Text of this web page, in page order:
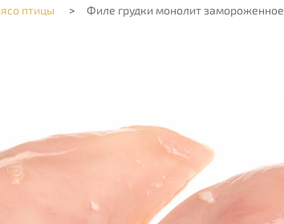
птицы > Филе грудки монолит замороженное